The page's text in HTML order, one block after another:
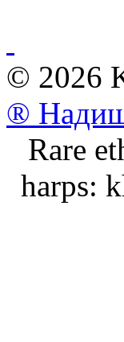
© 2026
®
Rare
harps: